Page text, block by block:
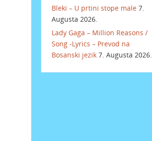
Bleki – U prtini stope male 7.
Augusta 2026.
Lady Gaga – Million Reasons /
Song -Lyrics – Prevod na
Bosanski jezik 7. Augusta 2026.